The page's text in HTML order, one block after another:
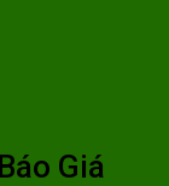
Giá